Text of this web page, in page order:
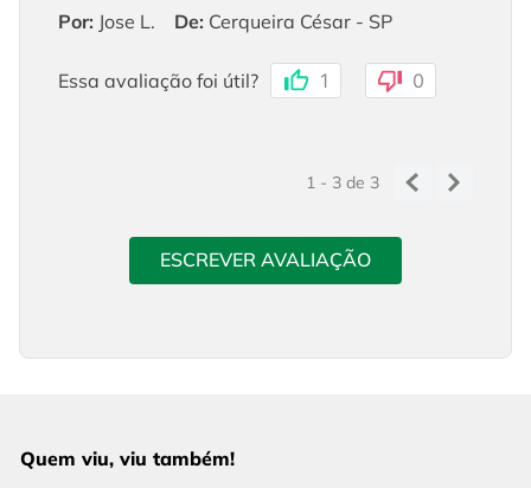
Por: Jose L. De: Cerqueira César - SP
Essa avaliação foi útil? 1 0
1 - 3de 3
ESCREVER AVALIAÇÃO
Quem viu, viu também!